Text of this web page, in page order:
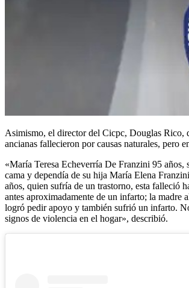
Asimismo, el director del Cicpc, Douglas Rico,
ancianas fallecieron por causas naturales, pero
«María Teresa Echeverría De Franzini 95 años,
cama y dependía de su hija María Elena
años, quien sufría de un trastorno, esta falleció
antes aproximadamente de un infarto; la madre
logró pedir apoyo y también sufrió un infarto.
signos de violencia en el hogar», describió.